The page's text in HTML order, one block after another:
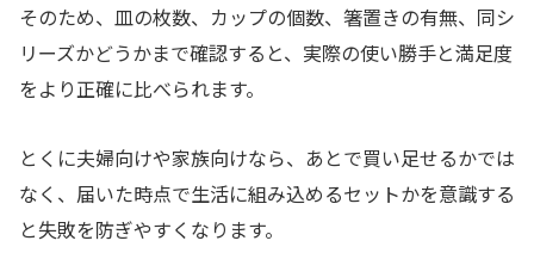
そのため、皿の枚数、カップの個数、箸置きの有無、同シ
リーズかどうかまで確認すると、実際の使い勝手と満足度
をより正確に比べられます。
とくに夫婦向けや家族向けなら、あとで買い足せるかでは
なく、届いた時点で生活に組み込めるセットかを意識する
と失敗を防ぎやすくなります。